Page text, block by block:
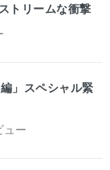
トリームな衝撃
ュー
」スペシャル緊